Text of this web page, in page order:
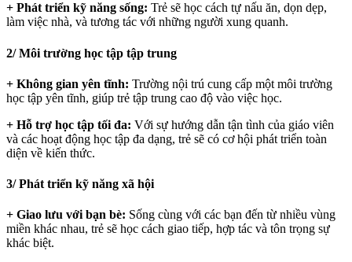
+ Phát triển kỹ năng sống: Trẻ sẽ học cách tự nấu ăn, dọn dẹp,
làm việc nhà, và tương tác với những người xung quanh.
2/ Môi trường học tập tập trung
+ Không gian yên tĩnh: Trường nội trú cung cấp một môi trường
học tập yên tĩnh, giúp trẻ tập trung cao độ vào việc học.
+ Hỗ trợ học tập tối đa: Với sự hướng dẫn tận tình của giáo viên
và các hoạt động học tập đa dạng, trẻ sẽ có cơ hội phát triển toàn
diện về kiến thức.
3/ Phát triển kỹ năng xã hội
+ Giao lưu với bạn bè: Sống cùng với các bạn đến từ nhiều vùng
miền khác nhau, trẻ sẽ học cách giao tiếp, hợp tác và tôn trọng sự
khác biệt.